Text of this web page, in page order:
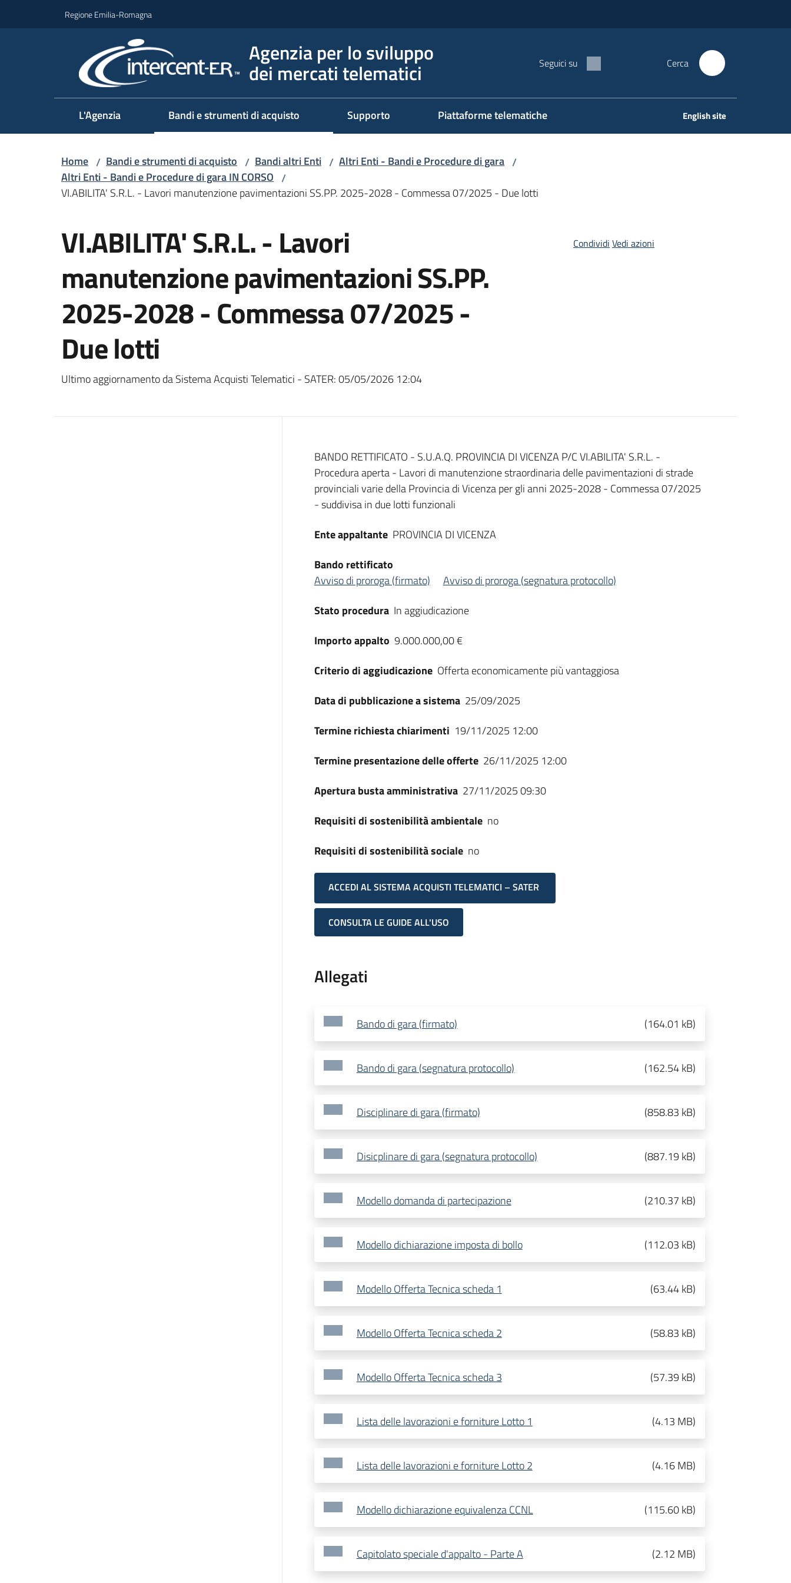
Regione Emilia-Romagna
Agenzia per lo sviluppo
dei mercati telematici Seguici su Cerca
L'Agenzia Bandi e strumenti di acquisto Supporto Piattaforme telematiche English site
Home / Bandi e strumenti di acquisto / Bandi altri Enti / Altri Enti - Bandi e Procedure di gara /
Altri Enti - Bandi e Procedure di gara IN CORSO /
VI.ABILITA' S.R.L. - Lavori manutenzione pavimentazioni SS.PP. 2025-2028 - Commessa 07/2025 - Due lotti
VI.ABILITA' S.R.L. - Lavori
manutenzione pavimentazioni SS.PP.
2025-2028 - Commessa 07/2025 -
Due lotti
Ultimo aggiornamento da Sistema Acquisti Telematici - SATER:05/05/2026 12:04
Condividi Vedi azioni
Dati del bando
BANDO RETTIFICATO - S.U.A.Q. PROVINCIA DI VICENZA P/C VI.ABILITA' S.R.L. -
Procedura aperta - Lavori di manutenzione straordinaria delle pavimentazioni di strade
provinciali varie della Provincia di Vicenza per gli anni 2025-2028 - Commessa 07/2025
- suddivisa in due lotti funzionali
Ente appaltante PROVINCIA DI VICENZA
Bando rettificato
Avviso di proroga (firmato)
Avviso di proroga (segnatura protocollo)
Stato procedura In aggiudicazione
Importo appalto 9.000.000,00 €
Criterio di aggiudicazione Offerta economicamente più vantaggiosa
Data di pubblicazione a sistema 25/09/2025
Termine richiesta chiarimenti 19/11/2025 12:00
Termine presentazione delle offerte 26/11/2025 12:00
Apertura busta amministrativa 27/11/2025 09:30
Requisiti di sostenibilità ambientale no
Requisiti di sostenibilità sociale no
ACCEDI AL SISTEMA ACQUISTI TELEMATICI – SATER
CONSULTA LE GUIDE ALL'USO
Allegati
Bando di gara (firmato) (164.01 kB)
Bando di gara (segnatura protocollo) (162.54 kB)
Disciplinare di gara (firmato) (858.83 kB)
Disicplinare di gara (segnatura protocollo) (887.19 kB)
Modello domanda di partecipazione (210.37 kB)
Modello dichiarazione imposta di bollo (112.03 kB)
Modello Offerta Tecnica scheda 1 (63.44 kB)
Modello Offerta Tecnica scheda 2 (58.83 kB)
Modello Offerta Tecnica scheda 3 (57.39 kB)
Lista delle lavorazioni e forniture Lotto 1 (4.13 MB)
Lista delle lavorazioni e forniture Lotto 2 (4.16 MB)
Modello dichiarazione equivalenza CCNL (115.60 kB)
Capitolato speciale d'appalto - Parte A (2.12 MB)